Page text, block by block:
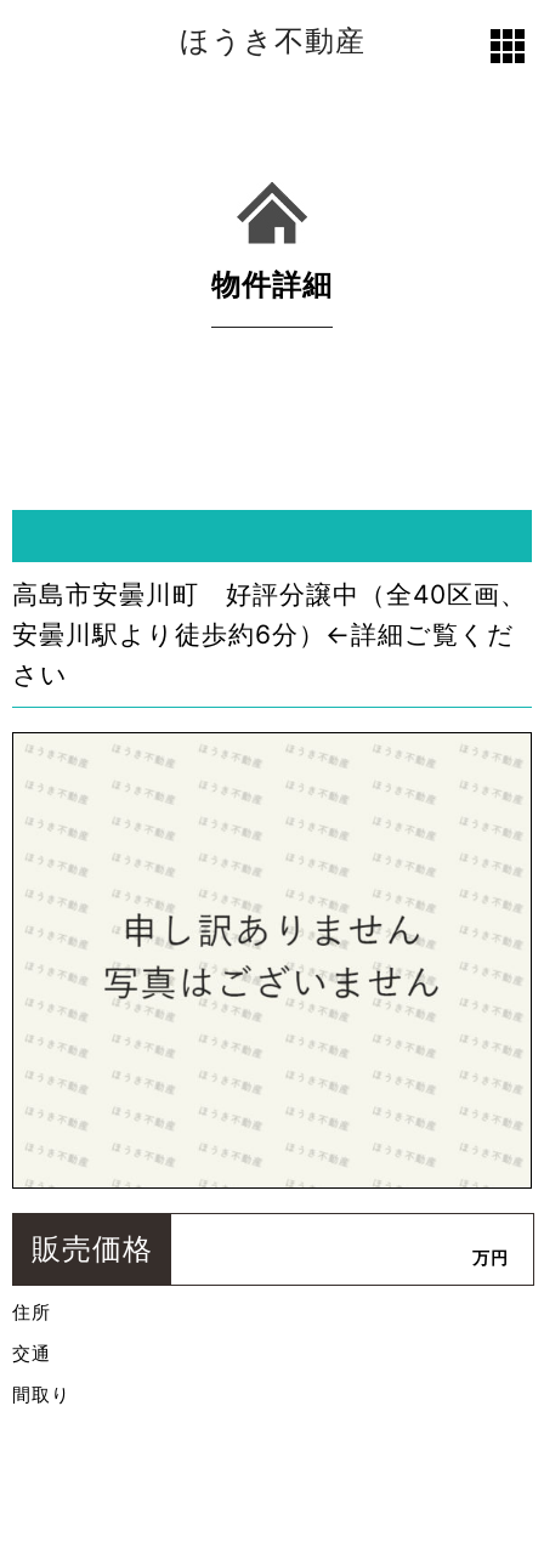
ほうき不動産
物件詳細
高島市安曇川町 好評分譲中（全40区画、
安曇川駅より徒歩約6分）←詳細ご覧くだ
さい
販売価格 万円
住所
交通
間取り